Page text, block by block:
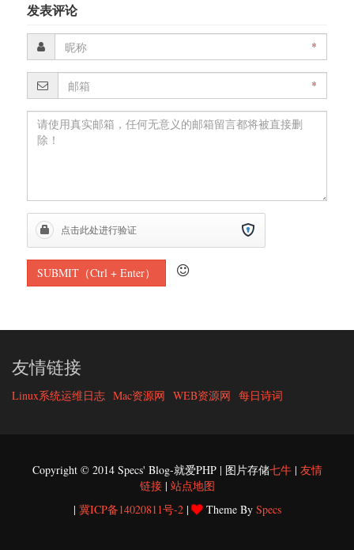
发表评论
*
*
友情链接
Linux系统运维日志 Mac资源网 WEB资源网 每日诗词
Copyright © 2014 Specs' Blog-就爱PHP | 图片存储七牛| 友情
链接| 站点地图
| 冀ICP备14020811号-2| Theme By Specs